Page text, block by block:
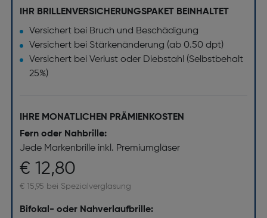
IHR BRILLENVERSICHERUNGSPAKET BEINHALTET
Versichert bei Bruch und Beschädigung
Versichert bei Stärkenänderung (ab 0.50 dpt)
Versichert bei Verlust oder Diebstahl (Selbstbehalt
25%)
IHRE MONATLICHEN PRÄMIENKOSTEN
Fern oder Nahbrille:
Jede Markenbrille inkl. Premiumgläser
€ 12,80
€ 15,95 bei Spezialverglasung
Bifokal- oder Nahverlaufbrille: